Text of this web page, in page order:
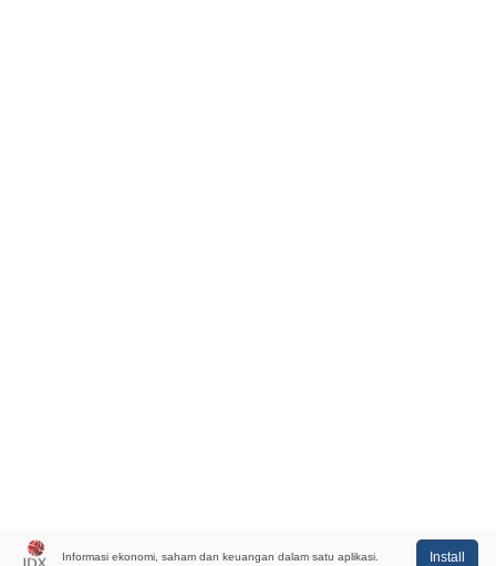
Informasi ekonomi, saham dan keuangan dalam satu aplikasi. Install